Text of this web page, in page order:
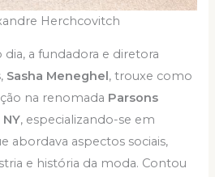
Herchcovitch
a fundadora e diretora
, Sasha Meneghel , trouxe como
na renomada Parsons
, especializando-se em
abordava aspectos sociais,
e história da moda. Contou